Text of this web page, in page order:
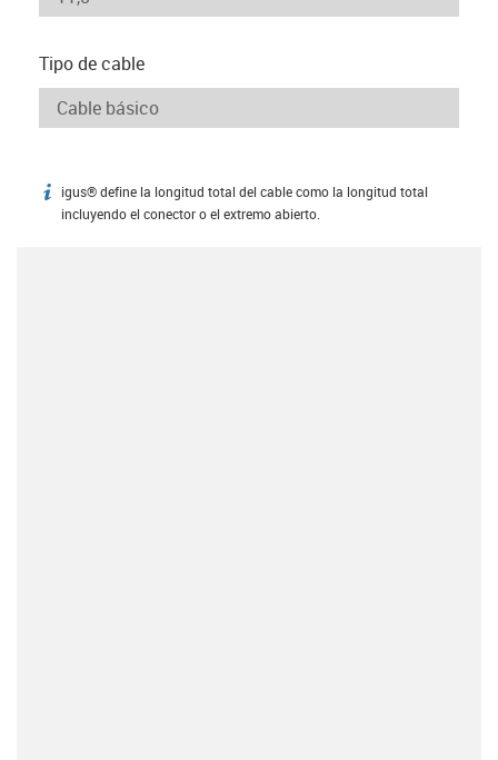
Tipo de cable
igus-icon-info
igus® define la longitud total del cable como la longitud total
incluyendo el conector o el extremo abierto.